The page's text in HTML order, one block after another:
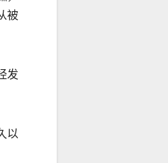
被
发
以